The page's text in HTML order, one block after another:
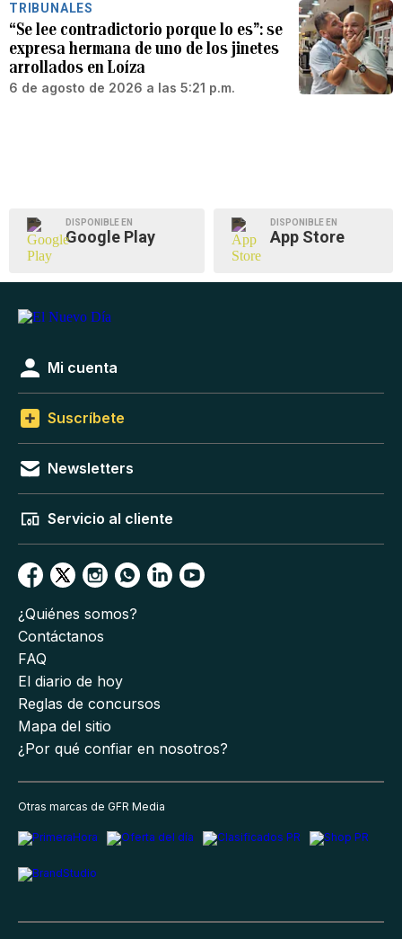
TRIBUNALES
“Se lee contradictorio porque lo es”: se
expresa hermana de uno de los jinetes
arrollados en Loíza
6 de agosto de 2026 a las 5:21 p.m.
DISPONIBLE EN
Google Play
DISPONIBLE EN
App Store
Mi cuenta
Suscríbete
Newsletters
Servicio al cliente
¿Quiénes somos?
Contáctanos
FAQ
El diario de hoy
Reglas de concursos
Mapa del sitio
¿Por qué confiar en nosotros?
Otras marcas de GFR Media